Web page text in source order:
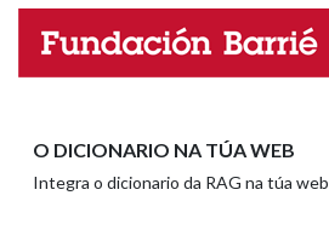
Nome
O DICIONARIO NA TÚA WEB
Integra o dicionario da RAG na túa web